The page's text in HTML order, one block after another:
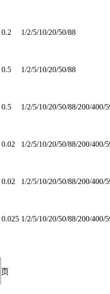
0.2 1/2/5/10/20/50/88
0.5 1/2/5/10/20/50/88
0.5 1/2/5/10/20/50/88/200/400/
0.02 1/2/5/10/20/50/88/200/400/
0.02 1/2/5/10/20/50/88/200/400/
0.025 1/2/5/10/20/50/88/200/400/
页